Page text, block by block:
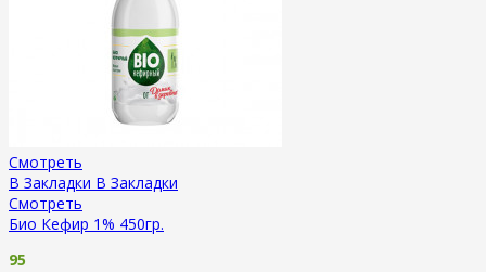
Смотреть
В Закладки В Закладки
Смотреть
Био Кефир 1% 450гр.
95